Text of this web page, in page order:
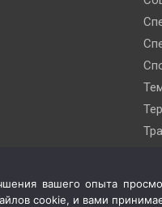
вашего опыта
cookie, и вами